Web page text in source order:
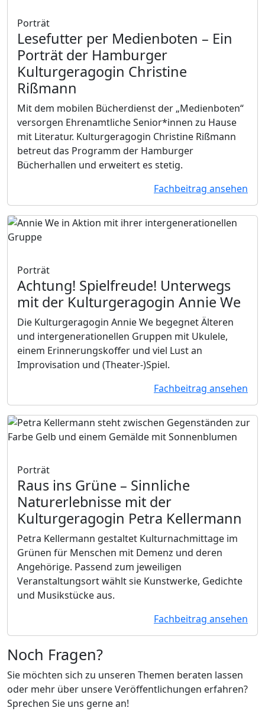
Porträt
Lesefutter per Medienboten – Ein
Porträt der Hamburger
Kulturgeragogin Christine
Rißmann
Mit dem mobilen Bücherdienst der „Medienboten“
versorgen Ehrenamtliche Senior*innen zu Hause
mit Literatur. Kulturgeragogin Christine Rißmann
betreut das Programm der Hamburger
Bücherhallen und erweitert es stetig.
Fachbeitrag ansehen
Porträt
Achtung! Spielfreude! Unterwegs
mit der Kulturgeragogin Annie We
Die Kulturgeragogin Annie We begegnet Älteren
und intergenerationellen Gruppen mit Ukulele,
einem Erinnerungskoffer und viel Lust an
Improvisation und (Theater-)Spiel.
Fachbeitrag ansehen
Porträt
Raus ins Grüne – Sinnliche
Naturerlebnisse mit der
Kulturgeragogin Petra Kellermann
Petra Kellermann gestaltet Kulturnachmittage im
Grünen für Menschen mit Demenz und deren
Angehörige. Passend zum jeweiligen
Veranstaltungsort wählt sie Kunstwerke, Gedichte
und Musikstücke aus.
Fachbeitrag ansehen
Noch Fragen?
Sie möchten sich zu unseren Themen beraten lassen
oder mehr über unsere Veröffentlichungen erfahren?
Sprechen Sie uns gerne an!